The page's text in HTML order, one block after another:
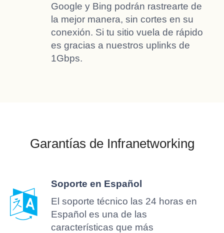
Google y Bing podrán rastrearte de
la mejor manera, sin cortes en su
conexión. Si tu sitio vuela de rápido
es gracias a nuestros uplinks de
1Gbps.
Garantías de Infranetworking
Soporte en Español
El soporte técnico las 24 horas en
Español es una de las
características que más